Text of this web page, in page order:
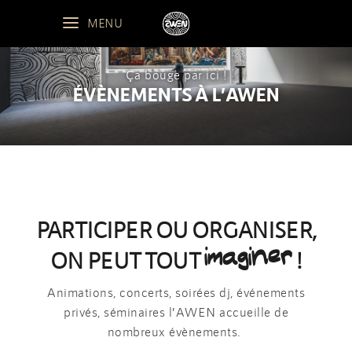
MENU
Ça bouge par ici !
ÉVÈNEMENTS À L’AWEN
PARTICIPER OU ORGANISER,
ON PEUT TOUTimaginer!
Animations, concerts, soirées dj, événements
privés, séminaires l’AWEN accueille de
nombreux évènements.